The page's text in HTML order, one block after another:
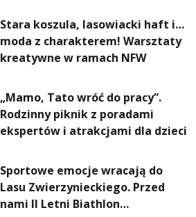
Stara koszula, lasowiacki haft i…
moda z charakterem! Warsztaty
kreatywne w ramach NFW
„Mamo, Tato wróć do pracy”.
Rodzinny piknik z poradami
ekspertów i atrakcjami dla dzieci
Sportowe emocje wracają do
Lasu Zwierzynieckiego. Przed
nami II Letni Biathlon